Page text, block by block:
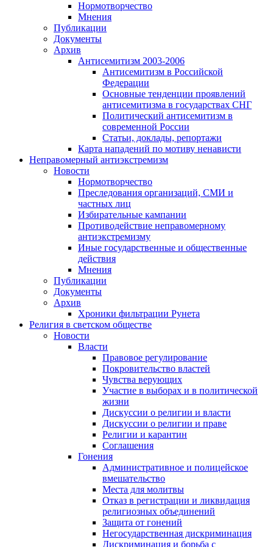
Нормотворчество
Мнения
Публикации
Документы
Архив
Антисемитизм 2003-2006
Антисемитизм в Российской
Федерации
Основные тенденции проявлений
антисемитизма в государствах СНГ
Политический антисемитизм в
современной России
Статьи, доклады, репортажи
Карта нападений по мотиву ненависти
Неправомерный антиэкстремизм
Новости
Нормотворчество
Преследования организаций, СМИ и
частных лиц
Избирательные кампании
Противодействие неправомерному
антиэкстремизму
Иные государственные и общественные
действия
Мнения
Публикации
Документы
Архив
Хроники фильтрации Рунета
Религия в светском обществе
Новости
Власти
Правовое регулирование
Покровительство властей
Чувства верующих
Участие в выборах и в политической
жизни
Дискуссии о религии и власти
Дискуссии о религии и праве
Религии и карантин
Соглашения
Гонения
Административное и полицейское
вмешательство
Места для молитвы
Отказ в регистрации и ликвидация
религиозных объединений
Защита от гонений
Негосударственная дискриминация
Дискриминация и борьба с